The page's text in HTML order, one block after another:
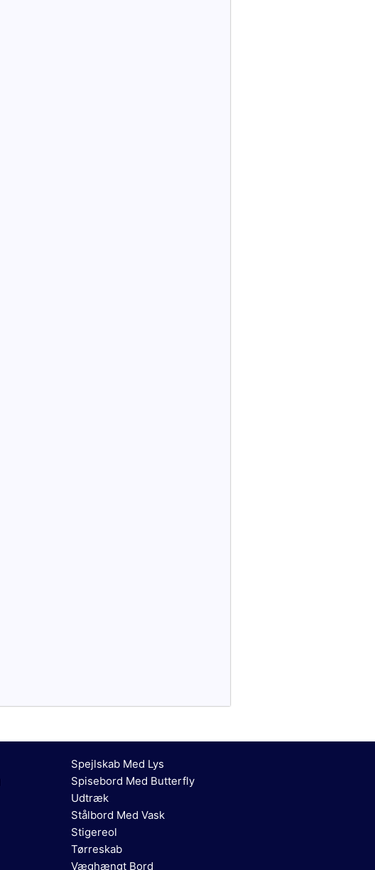
Spejlskab Med Lys
Spisebord Med Butterfly
Udtræk
Stålbord Med Vask
Stigereol
Tørreskab
Væghængt Bord